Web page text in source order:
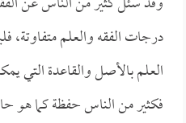
درجات الفقه والعلم متفاوتة،
العلم بالأصل والقاعدة التي
فكثير من الناس حفظة كما هو